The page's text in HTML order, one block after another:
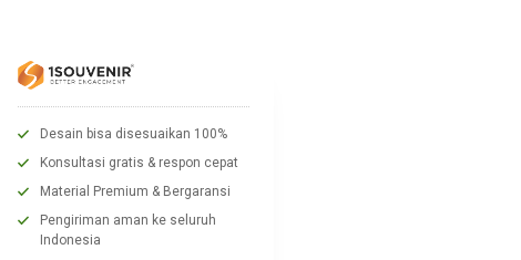
Desain bisa disesuaikan 100%
Konsultasi gratis & respon cepat
Material Premium & Bergaransi
Pengiriman aman ke seluruh
Indonesia